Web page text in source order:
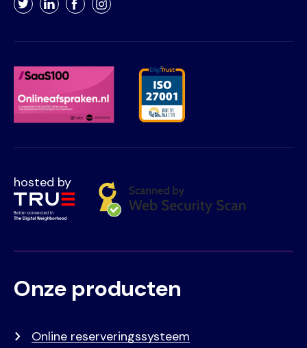
TwitterLinkedInFacebookInstagram
hosted by
Voet
Primair
Onze producten
Online reserveringssysteem